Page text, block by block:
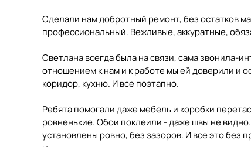
Сделали нам добротный ремонт, без остатков
профессиональный. Вежливые, аккуратные,
Светлана всегда была на связи, сама звонила-
отношением к нам и к работе мы ей доверили и
коридор, кухню. И все поэтапно.
Ребята помогали даже мебель и коробки
ровненькие. Обои поклеили - даже швы не
установлены ровно, без зазоров. И все это без